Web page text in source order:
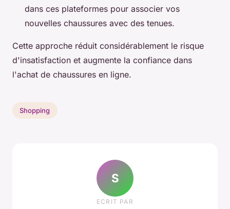
dans ces plateformes pour associer vos
nouvelles chaussures avec des tenues.
Cette approche réduit considérablement le risque
d'insatisfaction et augmente la confiance dans
l'achat de chaussures en ligne.
Shopping
S
ECRIT PAR